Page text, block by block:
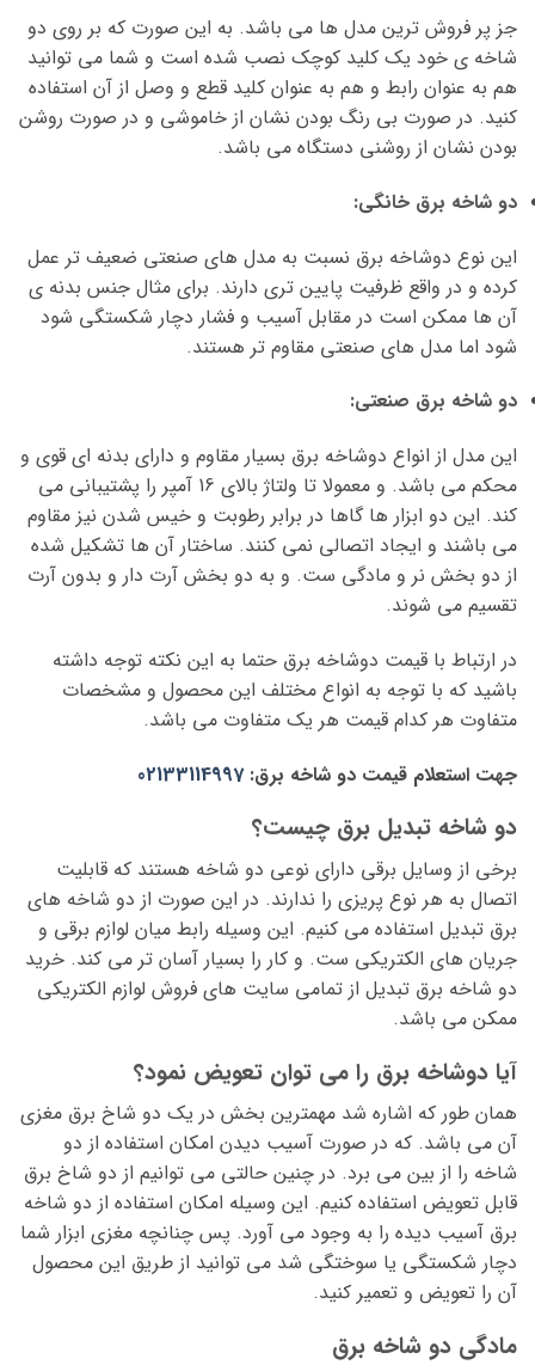
جز پر فروش ترین مدل ها می باشد. به این صورت که بر روی دو
شاخه ی خود یک کلید کوچک نصب شده است و شما می توانید
هم به عنوان رابط و هم به عنوان کلید قطع و وصل از آن استفاده
کنید. در صورت بی رنگ بودن نشان از خاموشی و در صورت روشن
بودن نشان از روشنی دستگاه می باشد.
دو شاخه برق خانگی:
این نوع دوشاخه برق نسبت به مدل های صنعتی ضعیف تر عمل
کرده و در واقع ظرفیت پایین تری دارند. برای مثال جنس بدنه ی
آن ها ممکن است در مقابل آسیب و فشار دچار شکستگی شود
شود اما مدل های صنعتی مقاوم تر هستند.
دو شاخه برق صنعتی:
این مدل از انواع دوشاخه برق بسیار مقاوم و دارای بدنه ای قوی و
محکم می باشد. و معمولا تا ولتاژ بالای 16 آمپر را پشتیبانی می
کند. این دو ابزار ها گاها در برابر رطوبت و خیس شدن نیز مقاوم
می باشند و ایجاد اتصالی نمی کنند. ساختار آن ها تشکیل شده
از دو بخش نر و مادگی ست. و به دو بخش آرت دار و بدون آرت
تقسیم می شوند.
در ارتباط با قیمت دوشاخه برق حتما به این نکته توجه داشته
باشید که با توجه به انواع مختلف این محصول و مشخصات
متفاوت هر کدام قیمت هر یک متفاوت می باشد.
جهت استعلام قیمت دو شاخه برق:02133114997
دو شاخه تبدیل برق چیست؟
برخی از وسایل برقی دارای نوعی دو شاخه هستند که قابلیت
اتصال به هر نوع پریزی را ندارند. در این صورت از دو شاخه های
برق تبدیل استفاده می کنیم. این وسیله رابط میان لوازم برقی و
جریان های الکتریکی ست. و کار را بسیار آسان تر می کند. خرید
دو شاخه برق تبدیل از تمامی سایت های فروش لوازم الکتریکی
ممکن می باشد.
آیا دوشاخه برق را می توان تعویض نمود؟
همان طور که اشاره شد مهمترین بخش در یک دو شاخ برق مغزی
آن می باشد. که در صورت آسیب دیدن امکان استفاده از دو
شاخه را از بین می برد. در چنین حالتی می توانیم از دو شاخ برق
قابل تعویض استفاده کنیم. این وسیله امکان استفاده از دو شاخه
برق آسیب دیده را به وجود می آورد. پس چنانچه مغزی ابزار شما
دچار شکستگی یا سوختگی شد می توانید از طریق این محصول
آن را تعویض و تعمیر کنید.
مادگی دو شاخه برق